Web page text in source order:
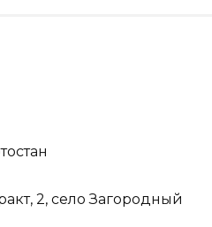
2, село Загородный